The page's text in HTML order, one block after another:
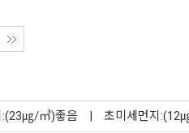
:(23㎍/㎥)좋음 | 초미세먼지:(12